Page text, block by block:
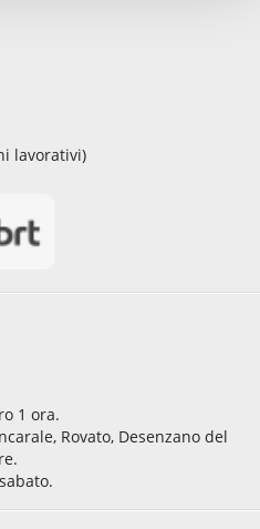
lavorativi)
1 ora.
Rovato, Desenzano del